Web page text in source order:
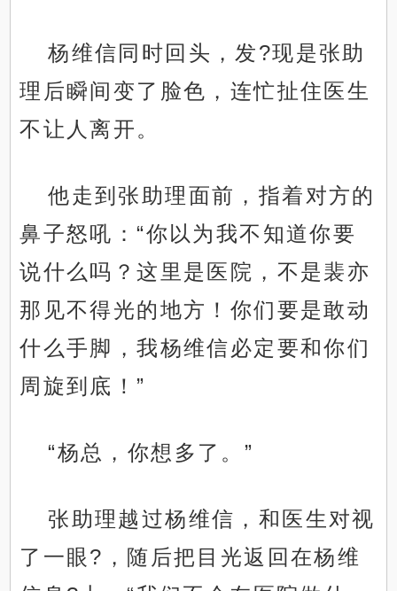
杨维信同时回头，发?现是张助
理后瞬间变了脸色，连忙扯住医生
不让人离开。
他走到张助理面前，指着对方的
鼻子怒吼：“你以为我不知道你要
说什么吗？这里是医院，不是裴亦
那见不得光的地方！你们要是敢动
什么手脚，我杨维信必定要和你们
周旋到底！”
“杨总，你想多了。”
张助理越过杨维信，和医生对视
了一眼?，随后把目光返回在杨维